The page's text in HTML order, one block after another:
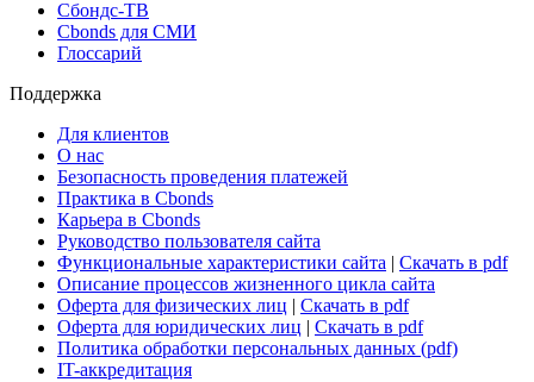
Сбондс-ТВ
Cbonds для СМИ
Глоссарий
Поддержка
Для клиентов
О нас
Безопасность проведения платежей
Практика в Cbonds
Карьера в Cbonds
Руководство пользователя сайта
Функциональные характеристики сайта | Скачать в pdf
Описание процессов жизненного цикла сайта
Оферта для физических лиц | Скачать в pdf
Оферта для юридических лиц | Скачать в pdf
Политика обработки персональных данных (pdf)
IT-аккредитация